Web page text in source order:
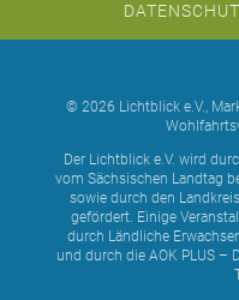
© 2026 Lichtblick e.V.,
Der Lichtblick e.V. wird
vom Sächsischen Landtag
sowie durch den
gefördert. Einige
durch Ländliche
und durch die AOK PLUS –